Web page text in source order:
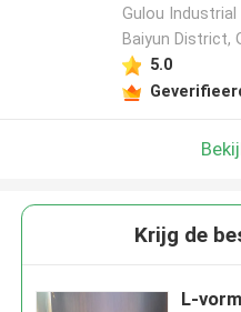
Gulou Industrial
Baiyun District,
5.0
Krijg de
L-